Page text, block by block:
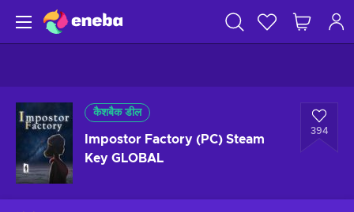
कैशबैक डील
Impostor Factory (PC) Steam
Key GLOBAL
394